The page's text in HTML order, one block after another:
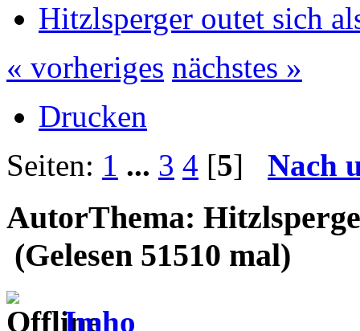
Hitzlsperger outet sich
« vorheriges nächstes »
Drucken
Seiten: 1 ... 3 4 [5] Nach
AutorThema:
(Gelesen 51510 mal)
Imho